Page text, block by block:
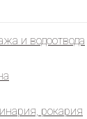
и водоотвода
рокария